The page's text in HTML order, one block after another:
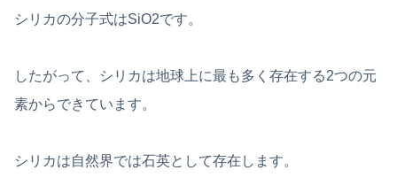
シリカの分子式はSiO2です。
したがって、シリカは地球上に最も多く存在する2つの元
素からできています。
シリカは自然界では石英として存在します。